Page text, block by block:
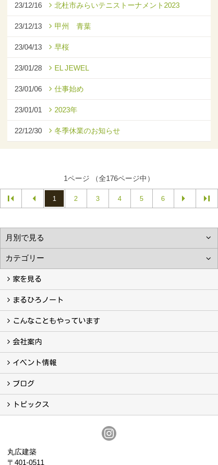
23/12/16 北杜市みらいテニストーナメント2023
23/12/13 甲州 青葉
23/04/13 早桜
23/01/28 EL JEWEL
23/01/06 仕事始め
23/01/01 2023年
22/12/30 冬季休業のお知らせ
1ページ （全176ページ中）
1 2 3 4 5 6
家を見る
フォトギャラリー
現場レポート
完工事例
お客様の声
まるひろノート
真っ直ぐの家づくり
自慢の大工たち
こだわりの自然素材
快適な家のエッセンス
注文住宅ができるまで
こんなこともやっています
こんなこともやっています
会社案内
会社案内
まるひろの人
スタッフ紹介
プライバシーポリシー
イベント情報
イベント予告
イベント報告
ブログ
ブログ
トピックス
丸広建築
〒401-0511